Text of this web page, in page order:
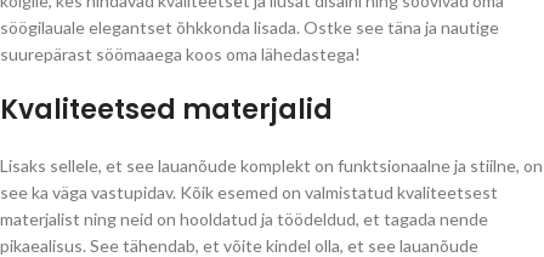
söögilauale elegantset õhkkonda lisada. Ostke see täna ja nautige
suurepärast söömaaega koos oma lähedastega!
Kvaliteetsed materjalid
Lisaks sellele, et see lauanõude komplekt on funktsionaalne ja stiilne, on
see ka väga vastupidav. Kõik esemed on valmistatud kvaliteetsest
materjalist ning neid on hooldatud ja töödeldud, et tagada nende
pikaealisus. See tähendab, et võite kindel olla, et see lauanõude